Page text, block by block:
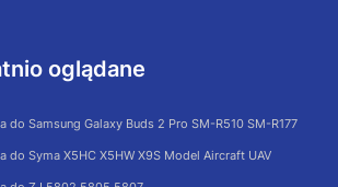
oglądane
do Samsung Galaxy Buds 2 Pro SM-R510 SM-R177
do Syma X5HC X5HW X9S Model Aircraft UAV